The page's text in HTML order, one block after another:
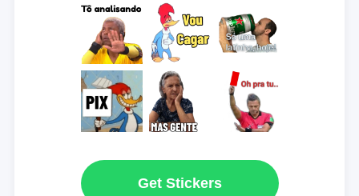
Get Stickers